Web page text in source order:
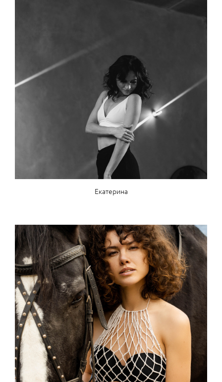
Екатерина